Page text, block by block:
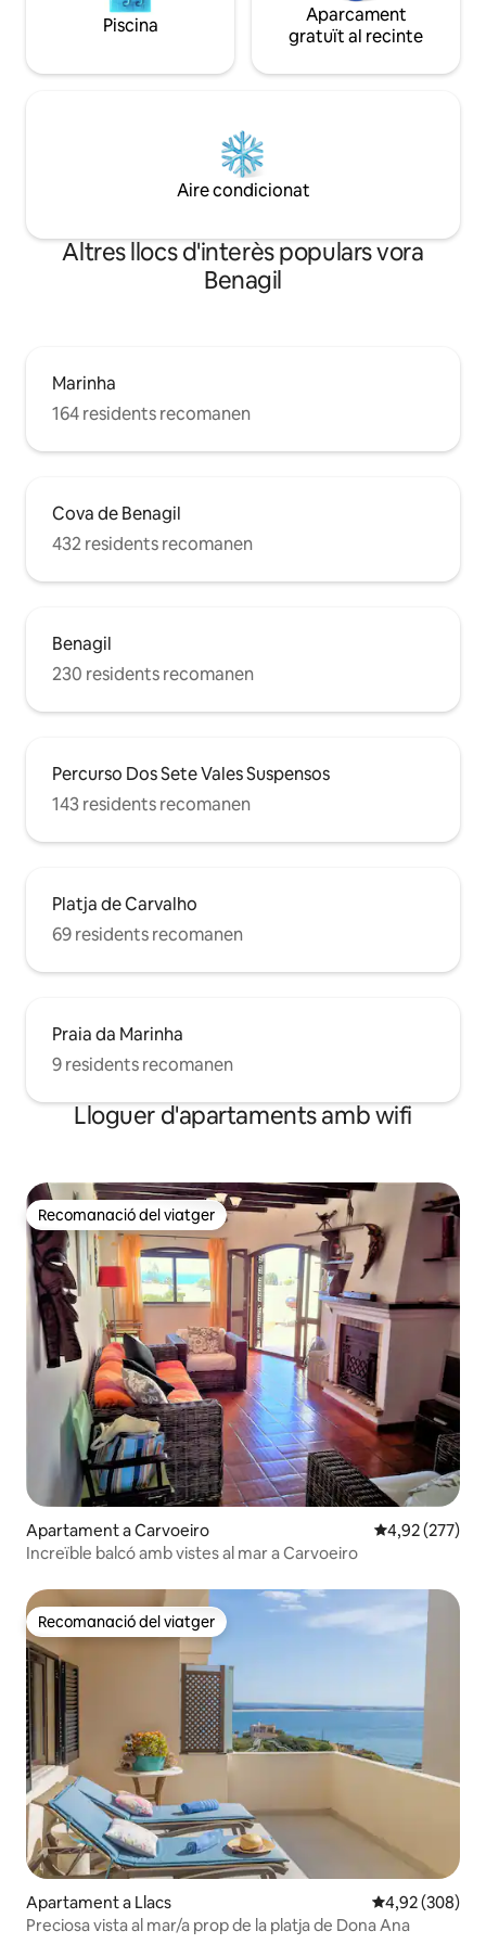
Piscina
Aparcament
gratuït al recinte
Aire condicionat
Altres llocs d'interès populars vora
Benagil
Marinha
164 residents recomanen
Cova de Benagil
432 residents recomanen
Benagil
230 residents recomanen
Percurso Dos Sete Vales Suspensos
143 residents recomanen
Platja de Carvalho
69 residents recomanen
Praia da Marinha
9 residents recomanen
Lloguer d'apartaments amb wifi
Recomanació del viatger
Recomanació del viatger
Apartament a Carvoeiro 4,92 de
4,92 (277)
Increïble balcó amb vistes al mar a Carvoeiro
Recomanació del viatger
Recomanació del viatger
Apartament a Llacs 4,92 de
4,92 (308)
Preciosa vista al mar/a prop de la platja de Dona Ana